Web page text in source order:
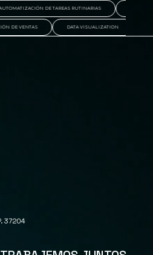
DE TAREAS RUTINARIAS
DE VENTAS DATA VISUALIZATION
37204